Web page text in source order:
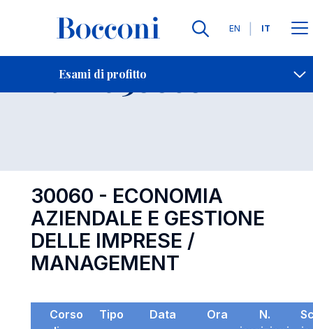
Lingue
EN IT
Esami di profitto
Contatti
Esame 30060 Open
30060 - ECONOMIA
AZIENDALE E GESTIONE
DELLE IMPRESE /
MANAGEMENT
Corso
Tipo Data Ora
N.